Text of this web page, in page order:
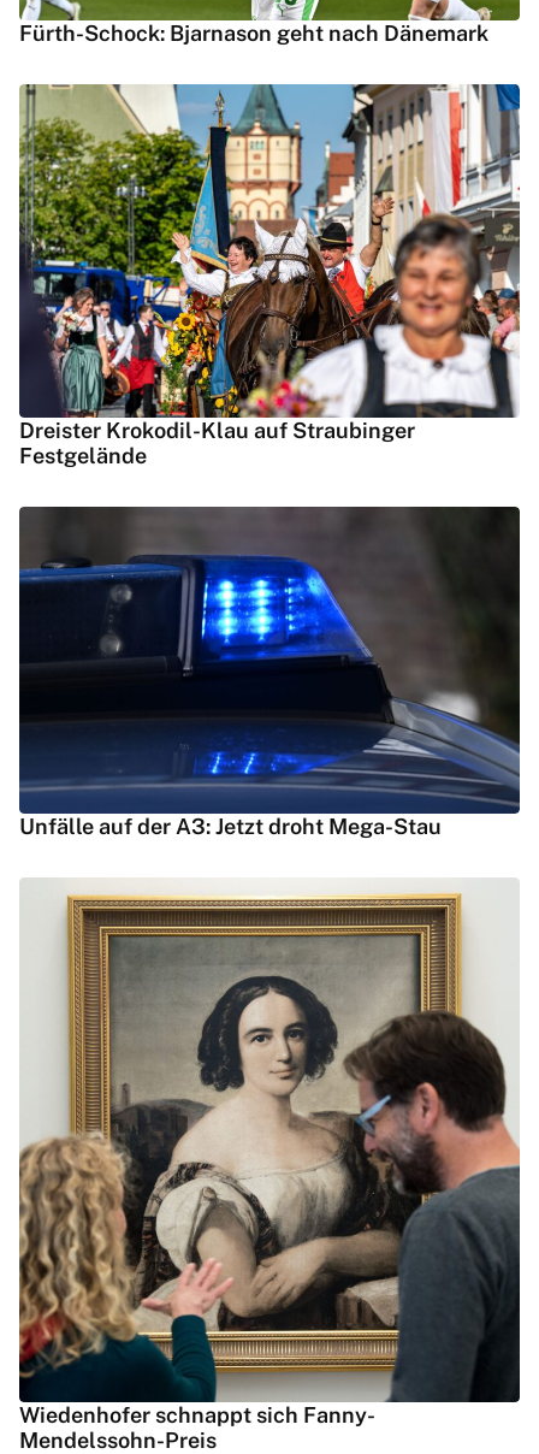
Fürth-Schock: Bjarnason geht nach Dänemark
Dreister Krokodil-Klau auf Straubinger
Festgelände
Unfälle auf der A3: Jetzt droht Mega-Stau
Wiedenhofer schnappt sich Fanny-
Mendelssohn-Preis